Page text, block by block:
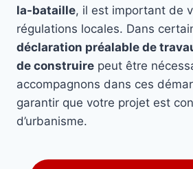
la-bataille, il est important de
régulations locales. Dans
déclaration préalable de
de construire peut être
accompagnons dans ces
garantir que votre projet est
d’urbanisme.